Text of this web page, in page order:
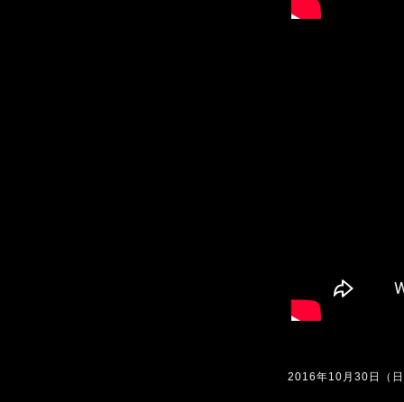
2016年10月30日（